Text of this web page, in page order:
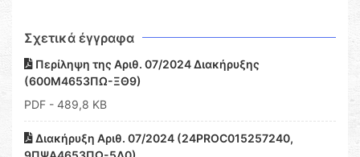
Σχετικά έγγραφα
Περίληψη της Αριθ. 07/2024 Διακήρυξης
(600Μ4653ΠΩ-ΞΘ9)
PDF - 489,8 KB
Διακήρυξη Αριθ. 07/2024 (24PROC015257240,